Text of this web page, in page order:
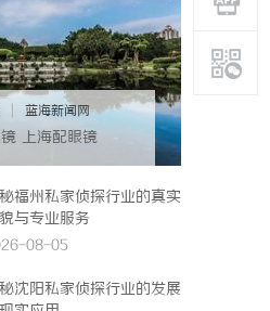
蓝海新闻网
上海配眼镜
福州私家侦探行业的真实
与专业服务
08-05
沈阳私家侦探行业的发展